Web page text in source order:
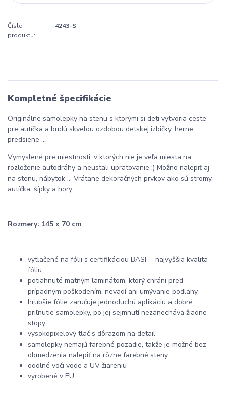
Číslo
produktu:
4243-S
Kompletné špecifikácie
Originálne samolepky na stenu s ktorými si deti vytvoria ceste
pre autíčka a budú skvelou ozdobou detskej izbičky, herne,
predsiene ...
Vymyslené pre miestnosti, v ktorých nie je veľa miesta na
rozloženie autodráhy a neustali upratovanie :) Možno nalepiť aj
na stenu, nábytok ... Vrátane dekoračných prvkov ako sú stromy,
autíčka, šípky a hory.
Rozmery: 145 x 70 cm
vytlačené na fólii s certifikáciou BASF - najvyššia kvalita
fóliu
potiahnuté matným laminátom, ktorý chráni pred
prípadným poškodením, nevadí ani umývanie podlahy
hrubšie fólie zaručuje jednoduchú aplikáciu a dobré
priľnutie samolepky, po jej sejmnutí nezanecháva žiadne
stopy
vysokopixelový tlač s dôrazom na detail
samolepky nemajú farebné pozadie, takže je možné bez
obmedzenia nalepiť na rôzne farebné steny
odolné voči vode a UV žiareniu
vyrobené v EU